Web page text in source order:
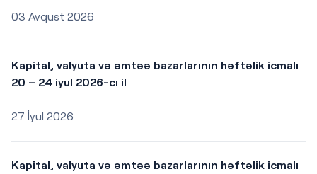
03 Avqust 2026
Kapital, valyuta və əmtəə bazarlarının həftəlik icmalı
20 – 24 iyul 2026-cı il
27 İyul 2026
Kapital, valyuta və əmtəə bazarlarının həftəlik icmalı